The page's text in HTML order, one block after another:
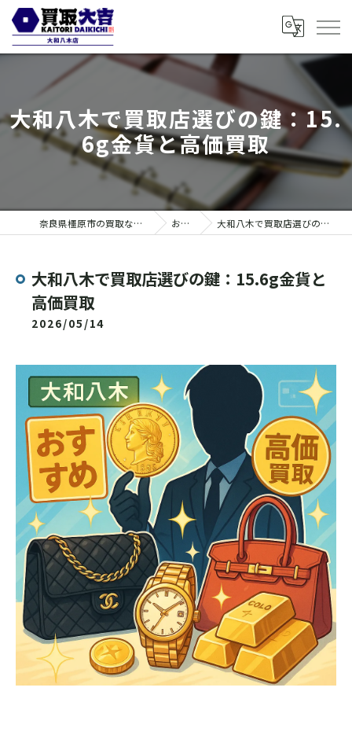
大和八木で買取店選びの鍵：15.
6g金貨と高価買取
奈良県橿原市の買取なら買取大吉 大和八木店 お知らせ 大和八木で買取店選びの鍵：15.6g金貨と高価買取
大和八木で買取店選びの鍵：15.6g金貨と
高価買取
2026/05/14